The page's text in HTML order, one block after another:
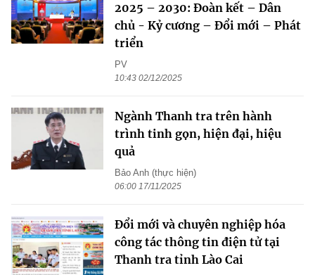
2025 – 2030: Đoàn kết – Dân
chủ - Kỷ cương – Đổi mới – Phát
triển
PV
10:43 02/12/2025
Ngành Thanh tra trên hành
trình tinh gọn, hiện đại, hiệu
quả
Bảo Anh (thực hiện)
06:00 17/11/2025
Đổi mới và chuyên nghiệp hóa
công tác thông tin điện tử tại
Thanh tra tỉnh Lào Cai